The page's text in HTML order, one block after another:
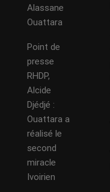
Alassane
Ouattara
Point de
presse
RHDP,
Alcide
Djédjé :
Ouattara a
réalisé le
second
miracle
Ivoirien